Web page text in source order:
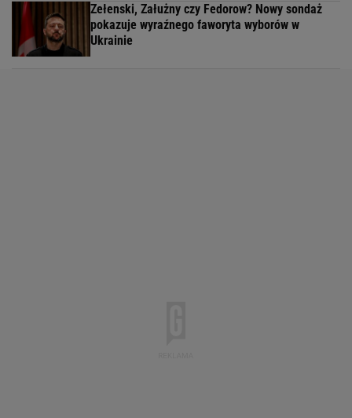
Zełenski, Załużny czy Fedorow? Nowy sondaż
pokazuje wyraźnego faworyta wyborów w
Ukrainie